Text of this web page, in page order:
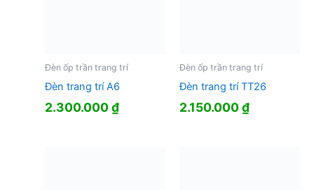
Đèn ốp trần trang trí
Đèn trang trí A6
2.300.000₫
Đèn ốp trần trang trí
Đèn trang trí TT26
2.150.000₫